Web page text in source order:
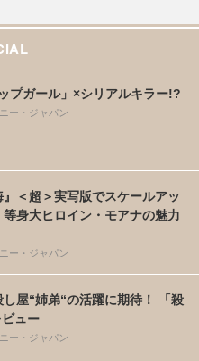
プガール」×シリアルキラー!?
ー・ジャパン
』＜超＞実写版でスケールアッ
身大ヒロイン・モアナの魅力
ー・ジャパン
屋“姉弟“の活躍に期待！ 「殺
ュー
ー・ジャパン